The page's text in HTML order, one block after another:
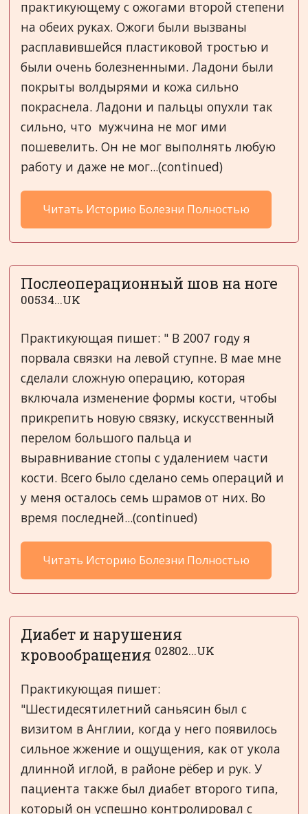
практикующему с ожогами второй степени
на обеих руках. Ожоги были вызваны
расплавившейся пластиковой тростью и
были очень болезненными. Ладони были
покрыты волдырями и кожа сильно
покраснела. Ладони и пальцы опухли так
сильно, что мужчина не мог ими
пошевелить. Он не мог выполнять любую
работу и даже не мог...(continued)
Читать Историю Болезни Полностью
Послеоперационный шов на ноге
00534...UK
Практикующая пишет: " В 2007 году я
порвала связки на левой ступне. В мае мне
сделали сложную операцию, которая
включала изменение формы кости, чтобы
прикрепить новую связку, искусственный
перелом большого пальца и
выравнивание стопы с удалением части
кости. Всего было сделано семь операций и
у меня осталось семь шрамов от них. Во
время последней...(continued)
Читать Историю Болезни Полностью
Диабет и нарушения
кровообращения 02802...UK
Практикующая пишет:
"Шестидесятилетний саньясин был с
визитом в Англии, когда у него появилось
сильное жжение и ощущения, как от укола
длинной иглой, в районе рёбер и рук. У
пациента также был диабет второго типа,
который он успешно контролировал с